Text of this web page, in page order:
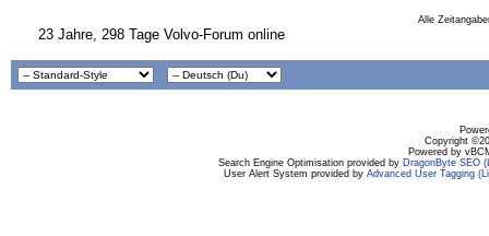
Alle
23 Jahre, 298 Tage Volvo-Forum online
Copyright
Powered by
Search Engine Optimisation provided by DragonByte SEO
User Alert System provided by Advanced User Tagging